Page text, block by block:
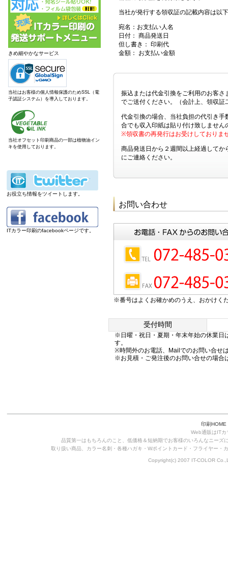
きめ細やかなサービス
当社はお客様の個人情報保護のためSSL（電
子認証システム）を導入しております。
当社オフセット印刷商品の一部は植物油イン
キを使用しております。
お役立ち情報をツイートします。
ITカラー印刷のfacebookページです。
当社が発行する領収証の記載内容は以
宛名：お支払い人名
日付： 商品発送日
但し書き： 印刷代
金額： お支払い金額
振込または代金引換をご利用のお客
でご送付ください。（会計上、領収証
代金引換の場合、当社負担の代引き
合でも収入印紙は貼り付け致しません
※領収書の再発行はお受けしておりま
商品発送日から２週間以上経過して
にご連絡ください。
お問い合わせ
※番号はよくお確かめのうえ、おかけく
受付時間
※日曜・祝日・夏期・年末年始の休業日
す。
※時間外のお電話、Mailでのお問い合せ
※お見積・ご発注後のお問い合せの場合
印刷HOME
Web通販はITカ
品質第一はもちろんのこと、低価格＆短納期でお客様のいろんなニーズ
取り扱い商品、カラー名刺・各種ハガキ・Wポイントカード・フライヤー・
Copyright(c) 2007 IT-COLOR